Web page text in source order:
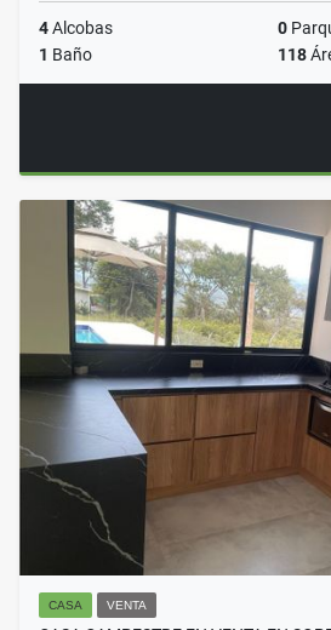
4Alcobas 0
1 Baño 118
CASA VENTA